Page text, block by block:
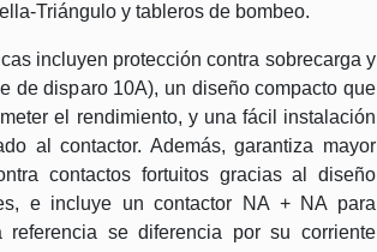
Triángulo y tableros de bombeo.
incluyen protección contra sobrecarga y
de disparo 10A), un diseño compacto que
el rendimiento, y una fácil instalación
al contactor. Además, garantiza mayor
contactos fortuitos gracias al diseño
e incluye un contactor NA + NA para
referencia se diferencia por su corriente